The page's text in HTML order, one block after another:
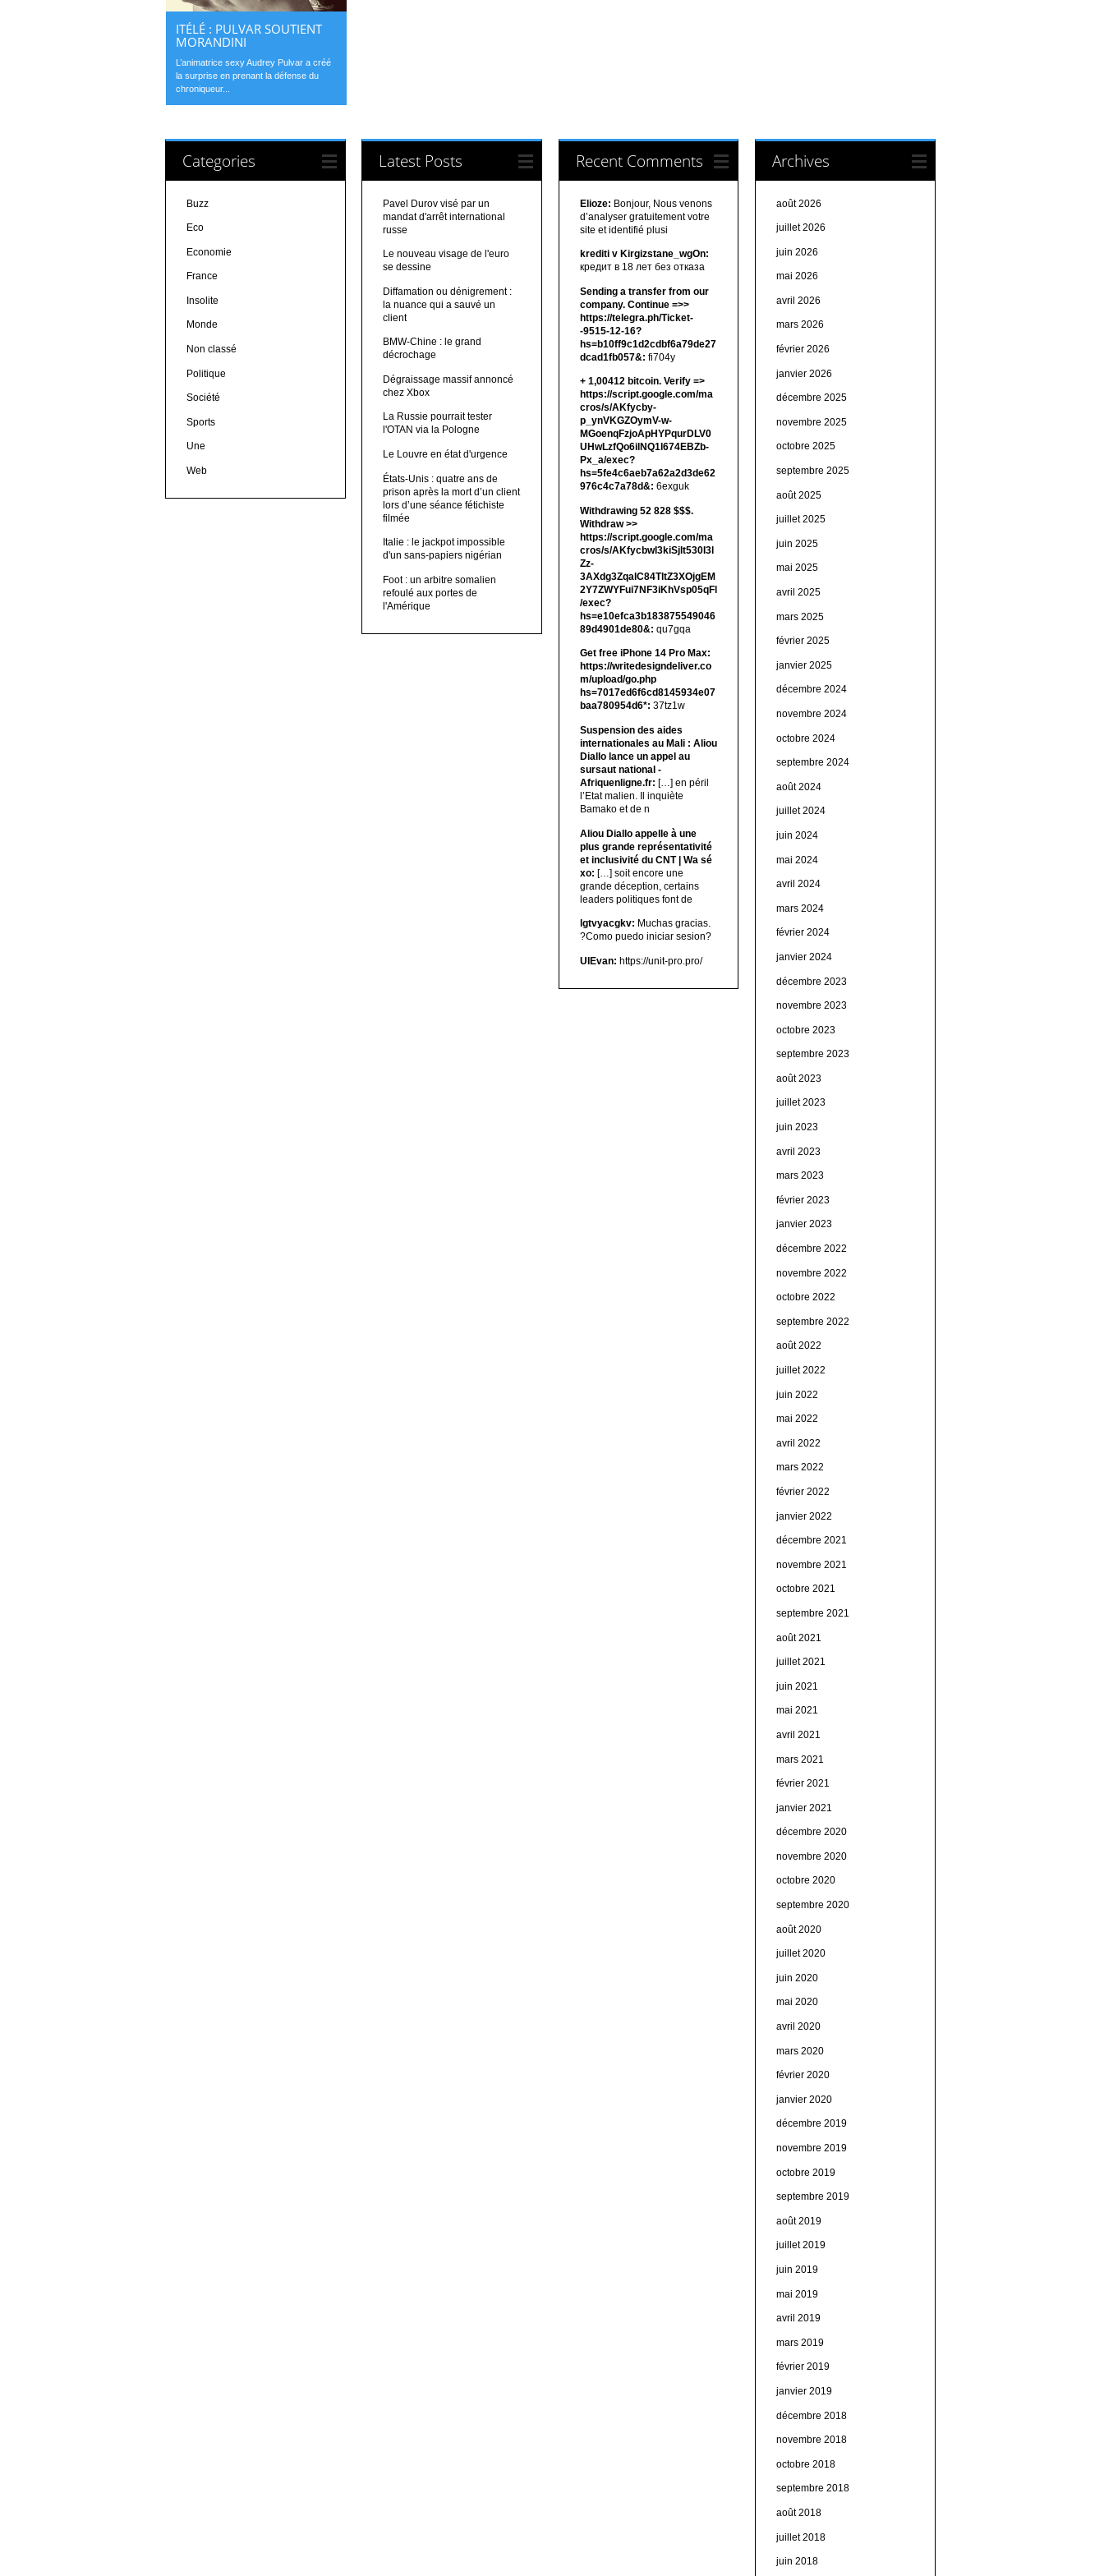
ITÉLÉ : PULVAR SOUTIENT
MORANDINI
L’animatrice sexy Audrey Pulvar a créé
la surprise en prenant la défense du
chroniqueur...
Categories
Buzz
Eco
Economie
France
Insolite
Monde
Non classé
Politique
Société
Sports
Une
Web
Latest Posts
Pavel Durov visé par un
mandat d'arrêt international
russe
Le nouveau visage de l'euro
se dessine
Diffamation ou dénigrement :
la nuance qui a sauvé un
client
BMW-Chine : le grand
décrochage
Dégraissage massif annoncé
chez Xbox
La Russie pourrait tester
l'OTAN via la Pologne
Le Louvre en état d'urgence
États-Unis : quatre ans de
prison après la mort d’un client
lors d’une séance fétichiste
filmée
Italie : le jackpot impossible
d'un sans-papiers nigérian
Foot : un arbitre somalien
refoulé aux portes de
l'Amérique
Recent Comments
Elioze: Bonjour, Nous venons
d’analyser gratuitement votre
site et identifié plusi
krediti v Kirgizstane_wgOn:
кредит в 18 лет без отказа
Sending a transfer from our
company. Continue =>>
https://telegra.ph/Ticket-
-9515-12-16?
hs=b10ff9c1d2cdbf6a79de27
dcad1fb057&: fi704y
+ 1,00412 bitсоin. Verify =>
https://script.google.com/ma
cros/s/AKfycby-
p_ynVKGZOymV-w-
MGoenqFzjoApHYPqurDLV0
UHwLzfQo6ilNQ1l674EBZb-
Px_a/exec?
hs=5fe4c6aeb7a62a2d3de62
976c4c7a78d&: 6exguk
Withdrawing 52 828 $$$.
Withdrаw >>
https://script.google.com/ma
cros/s/AKfycbwl3kiSjlt530I3l
Zz-
3AXdg3ZqalC84TltZ3XOjgEM
2Y7ZWYFui7NF3iKhVsp05qFl
/exec?
hs=e10efca3b183875549046
89d4901de80&: qu7gqa
Get free iPhone 14 Pro Max:
https://writedesigndeliver.co
m/upload/go.php
hs=7017ed6f6cd8145934e07
baa780954d6*: 37tz1w
Suspension des aides
internationales au Mali : Aliou
Diallo lance un appel au
sursaut national -
Afriquenligne.fr: […] en péril
l’Etat malien. Il inquiète
Bamako et de n
Aliou Diallo appelle à une
plus grande représentativité
et inclusivité du CNT | Wa sé
xo: […] soit encore une
grande déception, certains
leaders politiques font de
lgtvyacgkv: Muchas gracias.
?Como puedo iniciar sesion?
UIEvan: https://unit-pro.pro/
Archives
août 2026
juillet 2026
juin 2026
mai 2026
avril 2026
mars 2026
février 2026
janvier 2026
décembre 2025
novembre 2025
octobre 2025
septembre 2025
août 2025
juillet 2025
juin 2025
mai 2025
avril 2025
mars 2025
février 2025
janvier 2025
décembre 2024
novembre 2024
octobre 2024
septembre 2024
août 2024
juillet 2024
juin 2024
mai 2024
avril 2024
mars 2024
février 2024
janvier 2024
décembre 2023
novembre 2023
octobre 2023
septembre 2023
août 2023
juillet 2023
juin 2023
avril 2023
mars 2023
février 2023
janvier 2023
décembre 2022
novembre 2022
octobre 2022
septembre 2022
août 2022
juillet 2022
juin 2022
mai 2022
avril 2022
mars 2022
février 2022
janvier 2022
décembre 2021
novembre 2021
octobre 2021
septembre 2021
août 2021
juillet 2021
juin 2021
mai 2021
avril 2021
mars 2021
février 2021
janvier 2021
décembre 2020
novembre 2020
octobre 2020
septembre 2020
août 2020
juillet 2020
juin 2020
mai 2020
avril 2020
mars 2020
février 2020
janvier 2020
décembre 2019
novembre 2019
octobre 2019
septembre 2019
août 2019
juillet 2019
juin 2019
mai 2019
avril 2019
mars 2019
février 2019
janvier 2019
décembre 2018
novembre 2018
octobre 2018
septembre 2018
août 2018
juillet 2018
juin 2018